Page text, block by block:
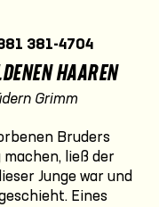
381-4704
HAAREN
Grimm
Bruders
ließ der
Junge war und
Eines